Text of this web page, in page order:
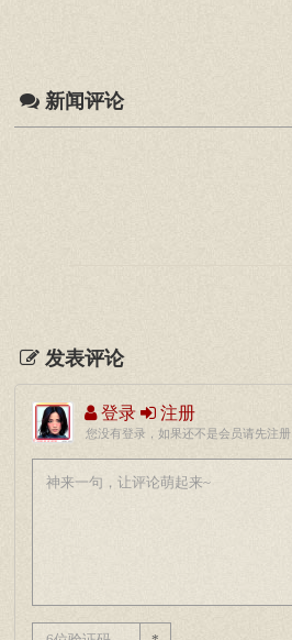
新闻评论
发表评论
登录 注册
您没有登录，如果还不是会员请先注册